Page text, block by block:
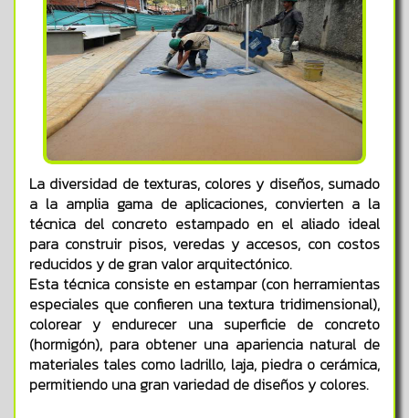
La diversidad de texturas, colores y diseños, sumado
a la amplia gama de aplicaciones, convierten a la
técnica del concreto estampado en el aliado ideal
para construir pisos, veredas y accesos, con costos
reducidos y de gran valor arquitectónico.
Esta técnica consiste en estampar (con herramientas
especiales que confieren una textura tridimensional),
colorear y endurecer una superficie de concreto
(hormigón), para obtener una apariencia natural de
materiales tales como ladrillo, laja, piedra o cerámica,
permitiendo una gran variedad de diseños y colores.